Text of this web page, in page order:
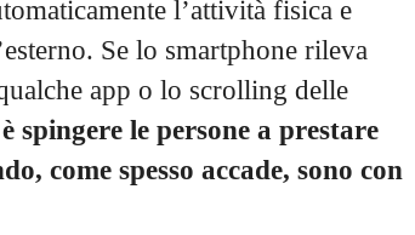
l’attività fisica e
Se lo smartphone rileva
app o lo scrolling delle
spingere le persone a prestare
come spesso accade, sono con